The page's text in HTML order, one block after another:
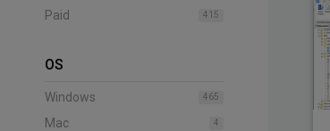
Paid 415
OS
Windows 465
Mac 4